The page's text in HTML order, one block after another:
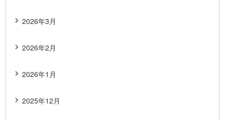
2026年3月
2026年2月
2026年1月
2025年12月